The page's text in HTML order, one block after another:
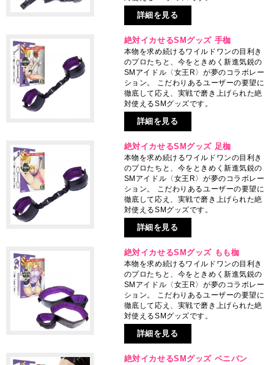
詳細を見る
絶対イカせるSMグッズ 手枷
本物を求め続けるワイルドワンの目利き
のプロたちと、今をときめく新進気鋭の
SMアイドル〈女王R〉が夢のコラボレー
ション。 こだわりあるユーザーの要望に
徹底して応え、実戦で磨き上げられた絶
対使えるSMグッズです。
詳細を見る
絶対イカせるSMグッズ 足枷
本物を求め続けるワイルドワンの目利き
のプロたちと、今をときめく新進気鋭の
SMアイドル〈女王R〉が夢のコラボレー
ション。 こだわりあるユーザーの要望に
徹底して応え、実戦で磨き上げられた絶
対使えるSMグッズです。
詳細を見る
絶対イカせるSMグッズ もも枷
本物を求め続けるワイルドワンの目利き
のプロたちと、今をときめく新進気鋭の
SMアイドル〈女王R〉が夢のコラボレー
ション。 こだわりあるユーザーの要望に
徹底して応え、実戦で磨き上げられた絶
対使えるSMグッズです。
詳細を見る
絶対イカせるSMグッズ ペニバン